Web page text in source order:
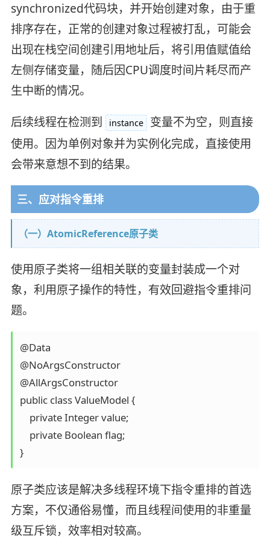
synchronized代码块，并开始创建对象，由于重
排序存在，正常的创建对象过程被打乱，可能会
出现在栈空间创建引用地址后，将引用值赋值给
左侧存储变量，随后因CPU调度时间片耗尽而产
生中断的情况。
后续线程在检测到
instance
变量不为空，则直接
使用。因为单例对象并为实例化完成，直接使用
会带来意想不到的结果。
三、应对指令重排
（一）AtomicReference原子类
使用原子类将一组相关联的变量封装成一个对
象，利用原子操作的特性，有效回避指令重排问
题。
@Data
@NoArgsConstructor
@AllArgsConstructor
public class ValueModel {
    private Integer value;
    private Boolean flag;
}
原子类应该是解决多线程环境下指令重排的首选
方案，不仅通俗易懂，而且线程间使用的非重量
级互斥锁，效率相对较高。